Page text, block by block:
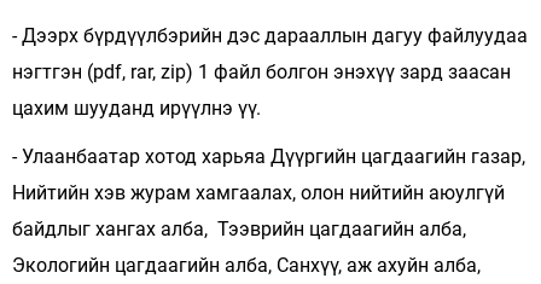
- Дээрх бүрдүүлбэрийн дэс дарааллын дагуу файлуудаа
нэгтгэн (pdf, rar, zip) 1 файл болгон энэхүү зард заасан
цахим шууданд ирүүлнэ үү.
- Улаанбаатар хотод харьяа Дүүргийн цагдаагийн газар,
Нийтийн хэв журам хамгаалах, олон нийтийн аюулгүй
байдлыг хангах алба, Тээврийн цагдаагийн алба,
Экологийн цагдаагийн алба, Санхүү, аж ахуйн алба,